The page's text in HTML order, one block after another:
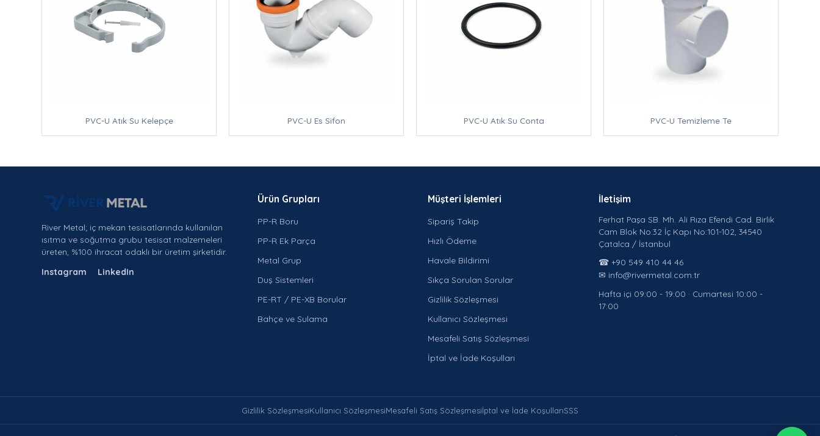
PVC-U Atık Su Kelepçe PVC-U Es Sifon PVC-U Atık Su Conta PVC-U Temizleme Te
River Metal; iç mekan tesisatlarında kullanılan
ısıtma ve soğutma grubu tesisat malzemeleri
üreten, %100 ihracat odaklı bir üretim şirketidir.
Instagram LinkedIn
Ürün Grupları
PP-R Boru
PP-R Ek Parça
Metal Grup
Duş Sistemleri
PE-RT / PE-XB Borular
Bahçe ve Sulama
Müşteri İşlemleri
Sipariş Takip
Hızlı Ödeme
Havale Bildirimi
Sıkça Sorulan Sorular
Gizlilik Sözleşmesi
Kullanıcı Sözleşmesi
Mesafeli Satış Sözleşmesi
İptal ve İade Koşulları
İletişim
Ferhat Paşa SB. Mh. Ali Rıza Efendi Cad. Birlik
Cam Blok No:32 İç Kapı No:101-102, 34540
Çatalca / İstanbul
☎ +90 549 410 44 46
✉ info@rivermetal.com.tr
Hafta içi 09:00 - 19:00 · Cumartesi 10:00 -
17:00
Gizlilik SözleşmesiKullanıcı SözleşmesiMesafeli Satış Sözleşmesiİptal ve İade KoşullarıSSS